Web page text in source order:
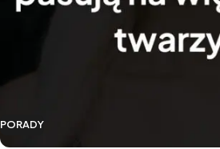
PORADY